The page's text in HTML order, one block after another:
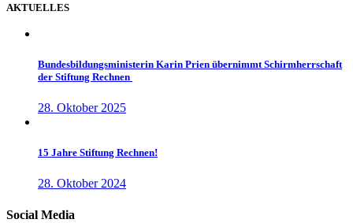
AKTUELLES
Bundesbildungsministerin Karin Prien übernimmt Schirmherrschaft
der Stiftung Rechnen
28. Oktober 2025
15 Jahre Stiftung Rechnen!
28. Oktober 2024
Social Media